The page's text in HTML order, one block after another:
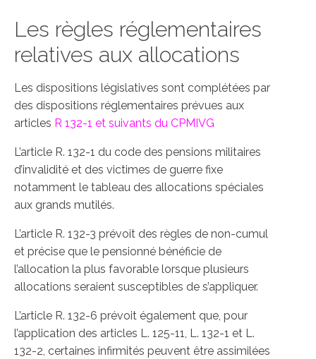
Les règles réglementaires
relatives aux allocations
Les dispositions législatives sont complétées par
des dispositions réglementaires prévues aux
articles R 132-1 et suivants du CPMIVG
L’article R. 132-1 du code des pensions militaires
d’invalidité et des victimes de guerre fixe
notamment le tableau des allocations spéciales
aux grands mutilés.
L’article R. 132-3 prévoit des règles de non-cumul
et précise que le pensionné bénéficie de
l’allocation la plus favorable lorsque plusieurs
allocations seraient susceptibles de s’appliquer.
L’article R. 132-6 prévoit également que, pour
l’application des articles L. 125-11, L. 132-1 et L.
132-2, certaines infirmités peuvent être assimilées